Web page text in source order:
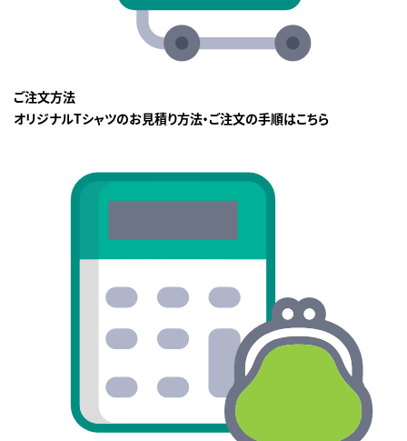
ご注文方法
オリジナルTシャツのお見積り方法・ご注文の手順はこちら